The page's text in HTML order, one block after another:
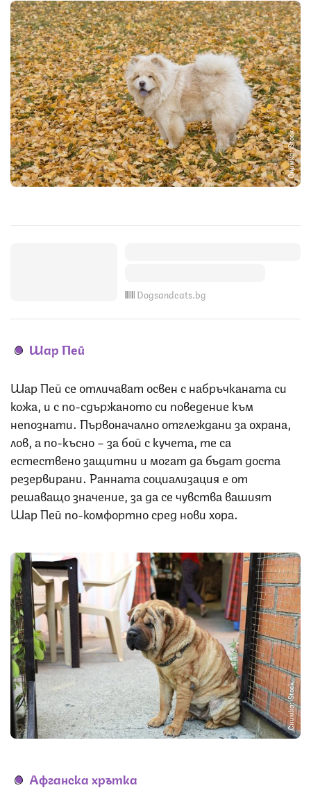
Снимка: iStock
Dogsandcats.bg
Шар Пей
Шар Пей се отличават освен с набръчканата си
кожа, и с по-сдържаното си поведение към
непознати. Първоначално отглеждани за охрана,
лов, а по-късно – за бой с кучета, те са
естествено защитни и могат да бъдат доста
резервирани. Ранната социализация е от
решаващо значение, за да се чувства вашият
Шар Пей по-комфортно сред нови хора.
Снимка: iStock
Афганска хрътка